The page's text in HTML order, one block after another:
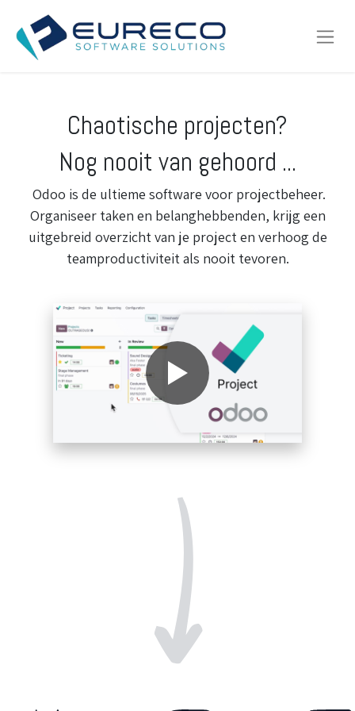
Chaotische projecten?
Nog nooit van gehoord ...
Odoo is de ultieme software voor projectbeheer.
Organiseer taken en belanghebbenden, krijg een
uitgebreid overzicht van je project en verhoog de
teamproductiviteit als nooit tevoren.